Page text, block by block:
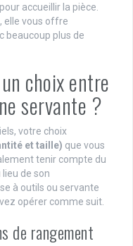
accueillir la pièce.
elle vous offre
beaucoup plus de
choix entre
servante ?
votre choix
et taille) que vous
tenir compte du
de son
à outils ou servante
opérer comme suit.
de rangement